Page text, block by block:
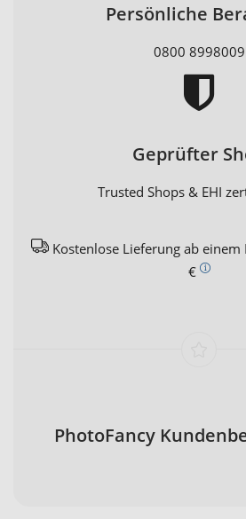
Persönliche
0800 8998009
Geprüfter
Trusted Shops & EHI
Kostenlose Lieferung ab
€
PhotoFancy